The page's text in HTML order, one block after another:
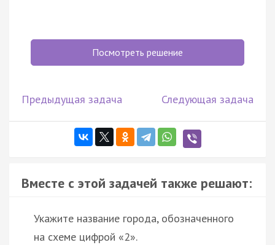
Посмотреть решение
Предыдущая задача Следующая задача
Вместе с этой задачей также решают:
Укажите название города, обозначенного
на схеме цифрой «2».